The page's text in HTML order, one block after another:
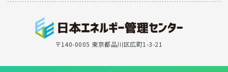
〒140-0005 東京都品川区広町1-3-21